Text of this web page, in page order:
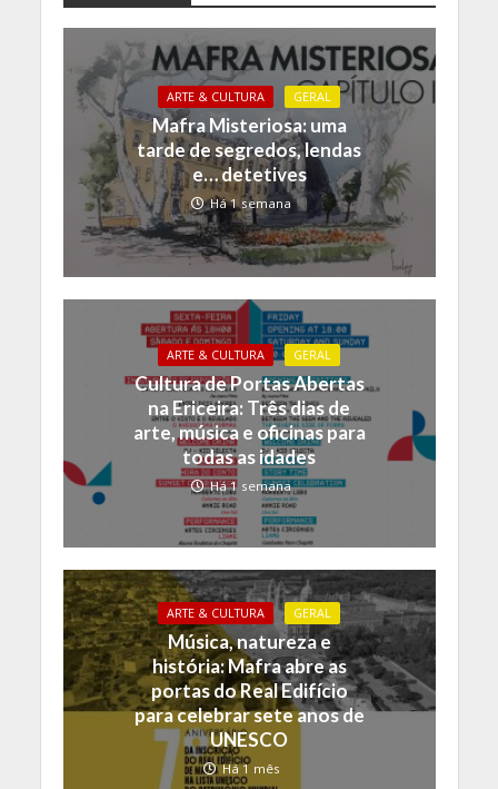
ARTE & CULTURA GERAL
Mafra Misteriosa: uma
tarde de segredos, lendas
e… detetives
Há 1 semana
ARTE & CULTURA GERAL
Cultura de Portas Abertas
na Ericeira: Três dias de
arte, música e oficinas para
todas as idades
Há 1 semana
ARTE & CULTURA GERAL
Música, natureza e
história: Mafra abre as
portas do Real Edifício
para celebrar sete anos de
UNESCO
Há 1 mês